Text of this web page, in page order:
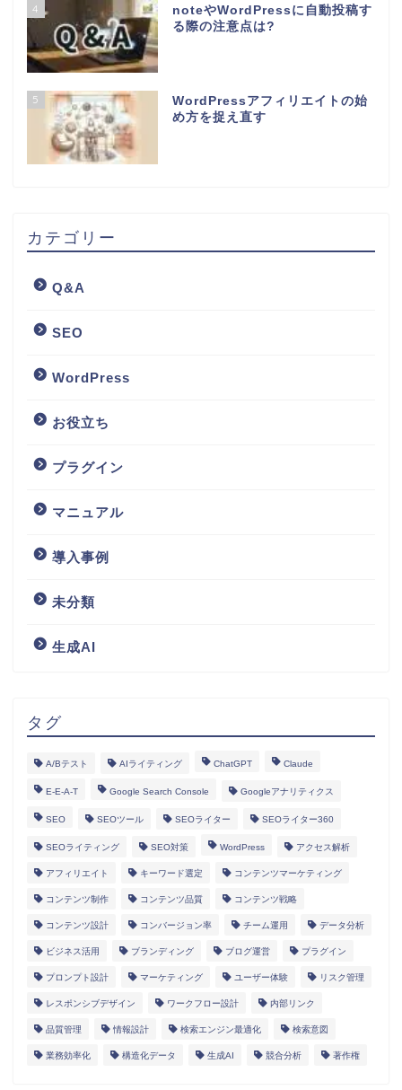
4
noteやWordPressに自動投稿す
る際の注意点は?
5
WordPressアフィリエイトの始
め方を捉え直す
カテゴリー
Q&A
SEO
WordPress
お役立ち
プラグイン
マニュアル
導入事例
未分類
生成AI
タグ
A/Bテスト AIライティング ChatGPT Claude
E-E-A-T Google Search Console Googleアナリティクス
SEO SEOツール SEOライター SEOライター360
SEOライティング SEO対策 WordPress アクセス解析
アフィリエイト キーワード選定 コンテンツマーケティング
コンテンツ制作 コンテンツ品質 コンテンツ戦略
コンテンツ設計 コンバージョン率 チーム運用 データ分析
ビジネス活用 ブランディング ブログ運営 プラグイン
プロンプト設計 マーケティング ユーザー体験 リスク管理
レスポンシブデザイン ワークフロー設計 内部リンク
品質管理 情報設計 検索エンジン最適化 検索意図
業務効率化 構造化データ 生成AI 競合分析 著作権
HOME